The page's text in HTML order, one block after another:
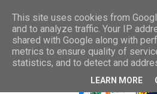
This site uses cookies from
and to analyze traffic. Your IP
shared with Google along with
metrics to ensure quality of
statistics, and to detect and
LEARN MORE